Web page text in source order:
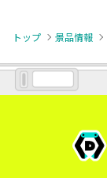
トップ 景品情報